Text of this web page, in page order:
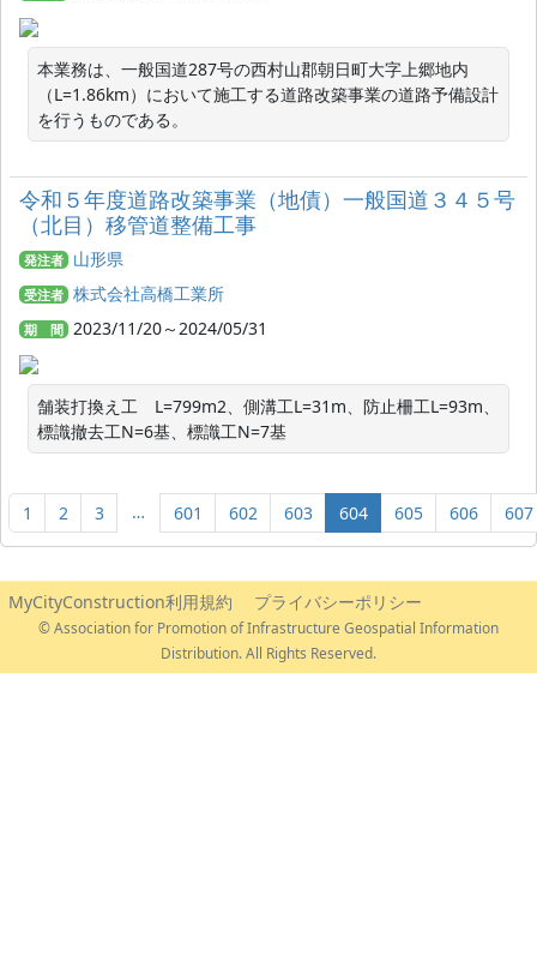
本業務は、一般国道287号の西村山郡朝日町大字上郷地内
（L=1.86km）において施工する道路改築事業の道路予備設計
を行うものである。
令和５年度道路改築事業（地債）一般国道３４５号
（北目）移管道整備工事
発注者 山形県
受注者 株式会社高橋工業所
期 間 2023/11/20～2024/05/31
舗装打換え工　L=799m2、側溝工L=31m、防止柵工L=93m、
標識撤去工N=6基、標識工N=7基
1 2 3 … 601 602 603 604 605 606 607
MyCityConstruction利用規約 プライバシーポリシー
© Association for Promotion of Infrastructure Geospatial Information
Distribution. All Rights Reserved.